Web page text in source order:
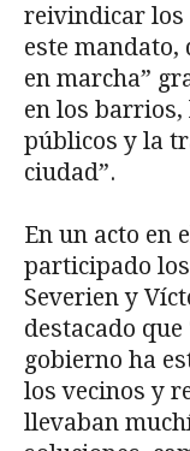
reivindicar los
este mandato,
en marcha”
en los barrios,
públicos y la
ciudad”.
En un acto en
participado
Severien y
destacado
gobierno ha
los vecinos y
llevaban